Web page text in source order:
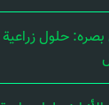
حلول